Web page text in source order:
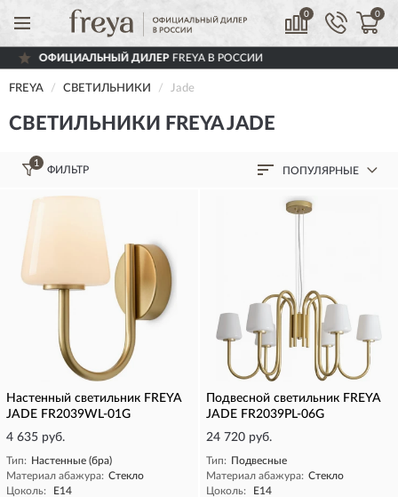
0 0
ДИЛЕРFREYA В РОССИИ
FREYA СВЕТИЛЬНИКИ Jade
СВЕТИЛЬНИКИ FREYA JADE
1
ФИЛЬТР ПОПУЛЯРНЫЕ
Настенный светильник FREYA
JADE FR2039WL-01G
4 635 руб.
Тип: Настенные (бра)
Материал абажура: Стекло
Цоколь:
E14
Подвесной светильник FREYA
JADE FR2039PL-06G
24 720 руб.
Тип: Подвесные
Материал абажура: Стекло
Цоколь:
E14